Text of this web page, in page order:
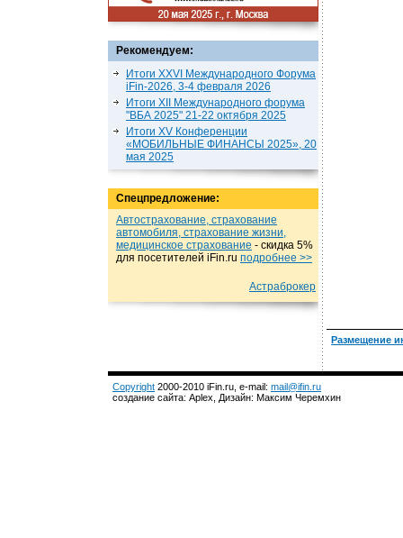
Рекомендуем:
Итоги XXVI Международного Форума
iFin-2026, 3-4 февраля 2026
Итоги XII Международного форума
"ВБА 2025" 21-22 октября 2025
Итоги XV Конференции
«МОБИЛЬНЫЕ ФИНАНСЫ 2025», 20
мая 2025
Спецпредложение:
Автострахование, страхование
автомобиля, страхование жизни,
медицинское страхование - cкидка 5%
для посетителей iFin.ru подробнеe >>
Астраброкер
Размещение
Copyright 2000-2010 iFin.ru, e-mail: mail@ifin.ru
создание сайта: Aplex, Дизайн: Максим Черемхин